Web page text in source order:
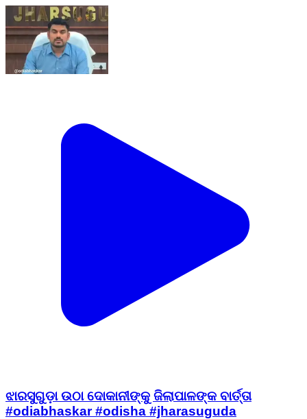
ଝାରସୁଗୁଡ଼ା ଉଠା ଦୋକାନୀଙ୍କୁ ଜିଲାପାଳଙ୍କ ବାର୍ତ୍ତା
#odiabhaskar #odisha #jharasuguda